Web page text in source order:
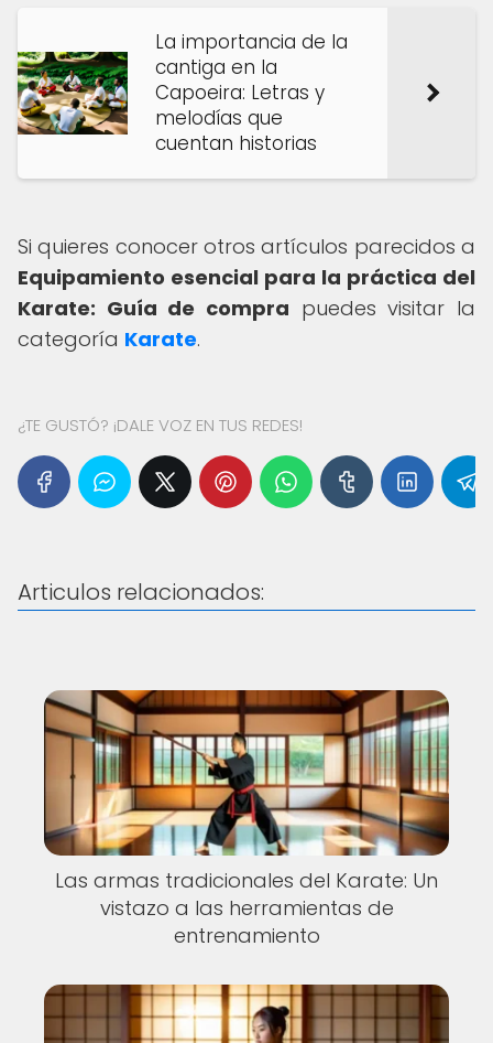
La importancia de la
cantiga en la
Capoeira: Letras y
melodías que
cuentan historias
Si quieres conocer otros artículos parecidos a
Equipamiento esencial para la práctica del
Karate: Guía de compra puedes visitar la
categoría Karate.
¿TE GUSTÓ? ¡DALE VOZ EN TUS REDES!
Articulos relacionados:
Las armas tradicionales del Karate: Un
vistazo a las herramientas de
entrenamiento